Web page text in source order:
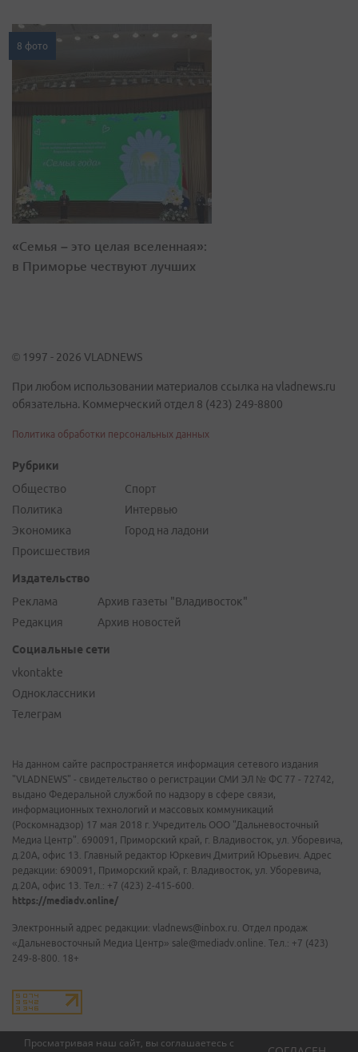
Просматривая наш сайт, вы соглашаетесь с
8 фото
«Семья – это целая вселенная»:
в Приморье чествуют лучших
© 1997 - 2026 VLADNEWS
При любом использовании материалов ссылка на vladnews.ru
обязательна. Коммерческий отдел 8 (423) 249-8800
Политика обработки персональных данных
Рубрики
Общество
Политика
Экономика
Происшествия
Спорт
Интервью
Город на ладони
Издательство
Реклама
Редакция
Архив газеты "Владивосток"
Архив новостей
Социальные сети
vkontakte
Одноклассники
Телеграм
На данном сайте распространяется информация сетевого издания
"VLADNEWS" - свидетельство о регистрации СМИ ЭЛ № ФС 77 - 72742,
выдано Федеральной службой по надзору в сфере связи,
информационных технологий и массовых коммуникаций
(Роскомнадзор) 17 мая 2018 г. Учредитель ООО "Дальневосточный
Медиа Центр". 690091, Приморский край, г. Владивосток, ул. Уборевича,
д.20А, офис 13. Главный редактор Юркевич Дмитрий Юрьевич. Адрес
редакции: 690091, Приморский край, г. Владивосток, ул. Уборевича,
д.20А, офис 13. Тел.: +7 (423) 2-415-600.
https://mediadv.online/
Электронный адрес редакции: vladnews@inbox.ru. Отдел продаж
«Дальневосточный Медиа Центр» sale@mediadv.online. Тел.: +7 (423)
249-8-800. 18+